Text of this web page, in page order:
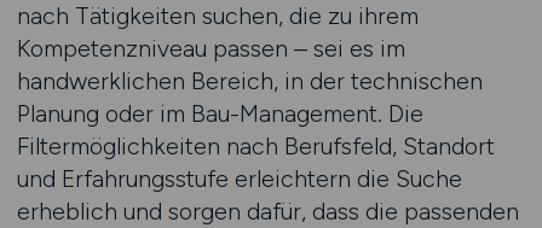
nach Tätigkeiten suchen, die zu ihrem
Kompetenzniveau passen – sei es im
handwerklichen Bereich, in der technischen
Planung oder im Bau-Management. Die
Filtermöglichkeiten nach Berufsfeld, Standort
und Erfahrungsstufe erleichtern die Suche
erheblich und sorgen dafür, dass die passenden